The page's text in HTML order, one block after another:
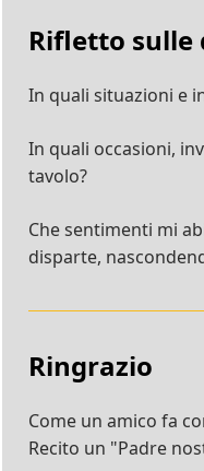
Rifletto sulle
In quali situazioni e
In quali occasioni,
tavolo?
Che sentimenti mi
disparte,
Ringrazio
Come un amico fa
Recito un "Padre